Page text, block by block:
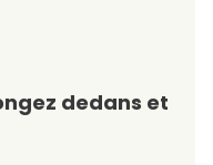
dedans et